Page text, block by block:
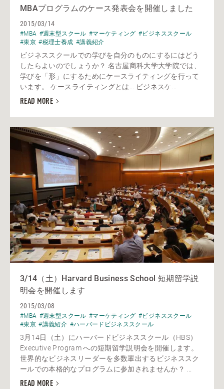
MBAプログラムのケース発表会を開催しました
2015/03/14
#MBA #週末型スクール #マーケティング #ビジネススクール
#東京 #税理士養成 #講義紹介
ビジネススクールでの学びを自分のものにするにはどう
したらよいのでしょうか？ 名古屋商科大学大学院では、
学びを「形」にするためにケースライティングを行って
います。 ケースライティングとは... ビジネスケ...
READ MORE
3/14（土）Harvard Business School 短期留学説
明会を開催します
2015/03/08
#MBA #週末型スクール #マーケティング #ビジネススクール
#東京 #講義紹介 #ハーバードビジネススクール
3月14日（土）にハーバードビジネススクール（HBS）
Executive Program への短期留学説明会を開催します。
世界的なビジネスリーダーを多数輩出するビジネススク
ールでの本格的なプログラムに参加されませんか？ ...
READ MORE